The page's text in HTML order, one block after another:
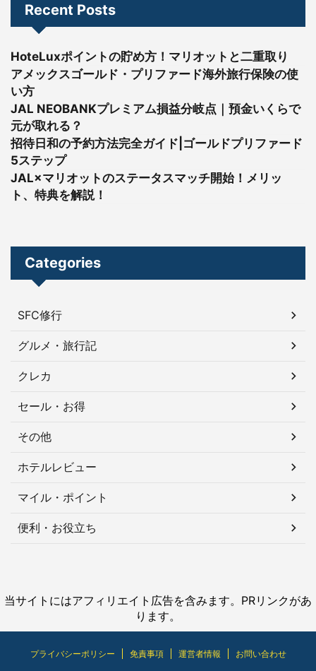
Recent Posts
HoteLuxポイントの貯め方！マリオットと二重取り
アメックスゴールド・プリファード海外旅行保険の使
い方
JAL NEOBANKプレミアム損益分岐点｜預金いくらで
元が取れる？
招待日和の予約方法完全ガイド|ゴールドプリファード
5ステップ
JAL×マリオットのステータスマッチ開始！メリッ
ト、特典を解説！
Categories
SFC修行
グルメ・旅行記
クレカ
セール・お得
その他
ホテルレビュー
マイル・ポイント
便利・お役立ち
当サイトにはアフィリエイト広告を含みます。PRリンクがあ
ります。
プライバシーポリシー 免責事項 運営者情報 お問い合わせ